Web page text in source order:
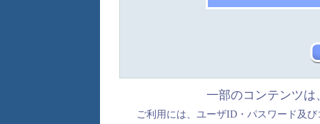
一部のコンテンツ
ご利用には、ユーザID・パスワード及